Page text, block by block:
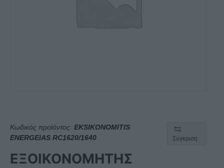
Κωδικός προϊόντος: EKSIKONOMITIS
ENERGEIAS RC1620/1640
Σύγκριση
ΕΞΟΙΚΟΝΟΜΗΤΗΣ